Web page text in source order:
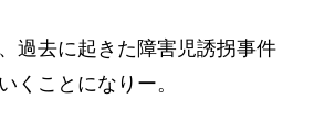
過去に起きた障害児誘拐事件
くことになりー。